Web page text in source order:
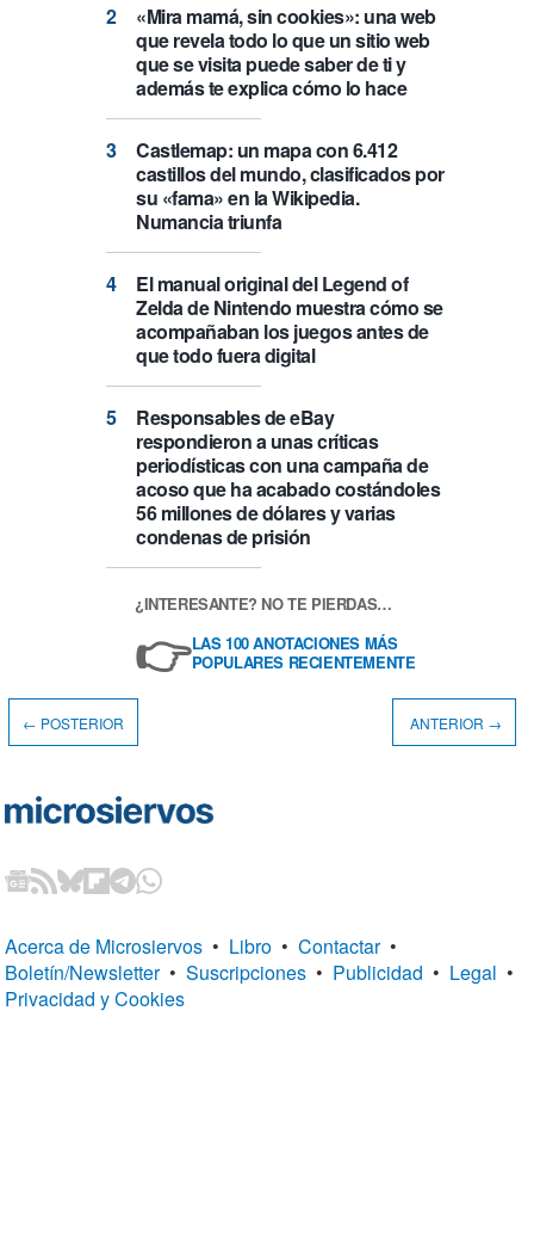
«Mira mamá, sin cookies»: una web
que revela todo lo que un sitio web
que se visita puede saber de ti y
además te explica cómo lo hace
Castlemap: un mapa con 6.412
castillos del mundo, clasificados por
su «fama» en la Wikipedia.
Numancia triunfa
El manual original del Legend of
Zelda de Nintendo muestra cómo se
acompañaban los juegos antes de
que todo fuera digital
Responsables de eBay
respondieron a unas críticas
periodísticas con una campaña de
acoso que ha acabado costándoles
56 millones de dólares y varias
condenas de prisión
¿INTERESANTE? NO TE PIERDAS…
👉LAS 100 ANOTACIONES MÁS
POPULARES RECIENTEMENTE
← POSTERIOR ANTERIOR →
Acerca de Microsiervos • Libro • Contactar •
Boletín/Newsletter • Suscripciones • Publicidad • Legal •
Privacidad y Cookies